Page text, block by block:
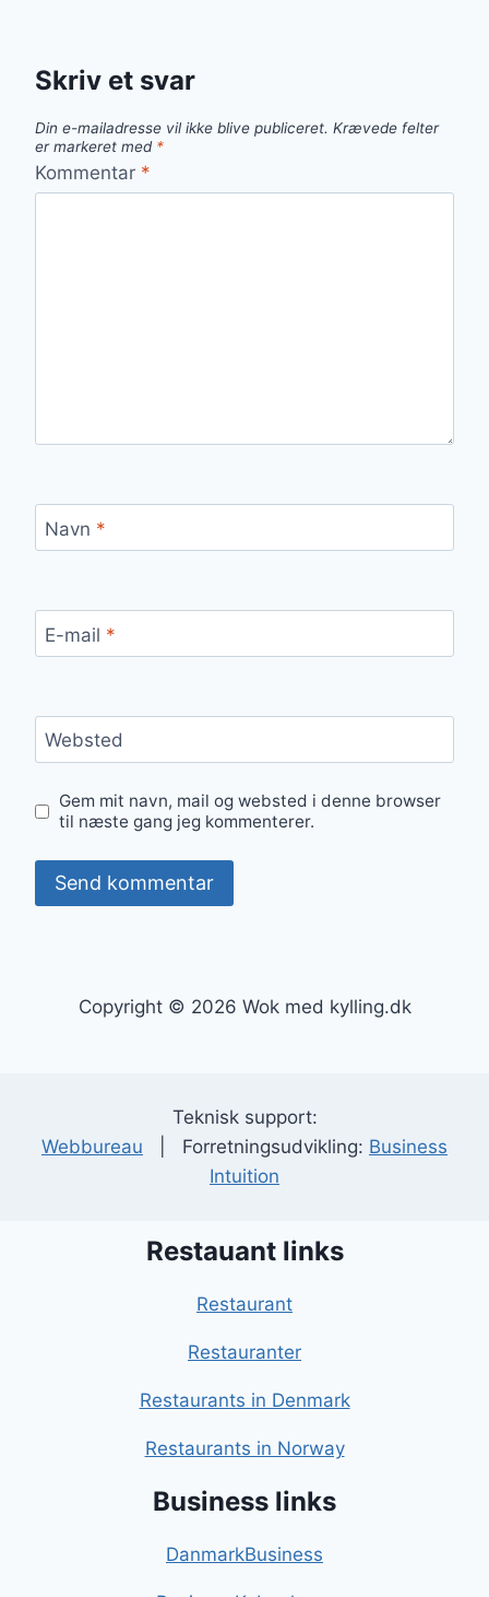
Skriv et svar
Din e-mailadresse vil ikke blive publiceret. Krævede felter
er markeret med *
Kommentar *
Navn *
E-mail *
Websted
Gem mit navn, mail og websted i denne browser
til næste gang jeg kommenterer.
Copyright © 2026 Wok med kylling.dk
Teknisk support:
Webbureau | Forretningsudvikling: Business
Intuition
Restauant links
Restaurant
Restauranter
Restaurants in Denmark
Restaurants in Norway
Business links
DanmarkBusiness